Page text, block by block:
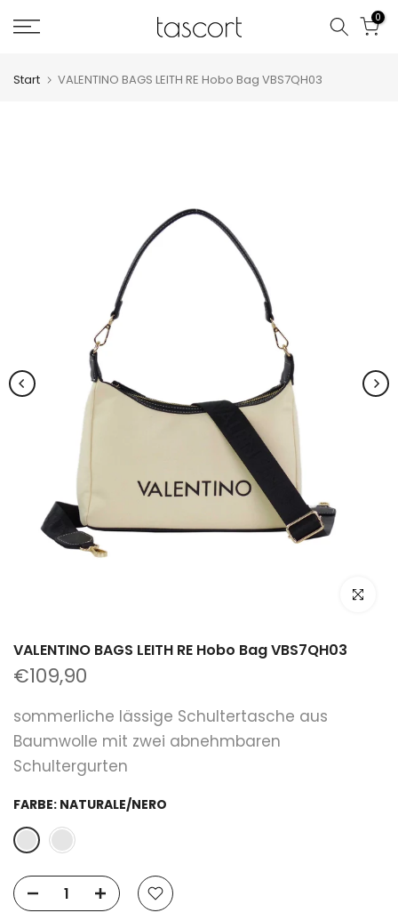
Zum
springen
0
Start VALENTINO BAGS LEITH RE Hobo Bag VBS7QH03
klicken
VALENTINO BAGS LEITH RE Hobo Bag VBS7QH03
€109,90
sommerliche lässige Schultertasche aus
Baumwolle mit zwei abnehmbaren
Schultergurten
FARBE: NATURALE/NERO